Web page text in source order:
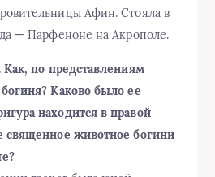
Афин. Стояла в
— Парфеноне на Акрополе.
по представлениям
Каково было ее
находится в правой
священное животное богини